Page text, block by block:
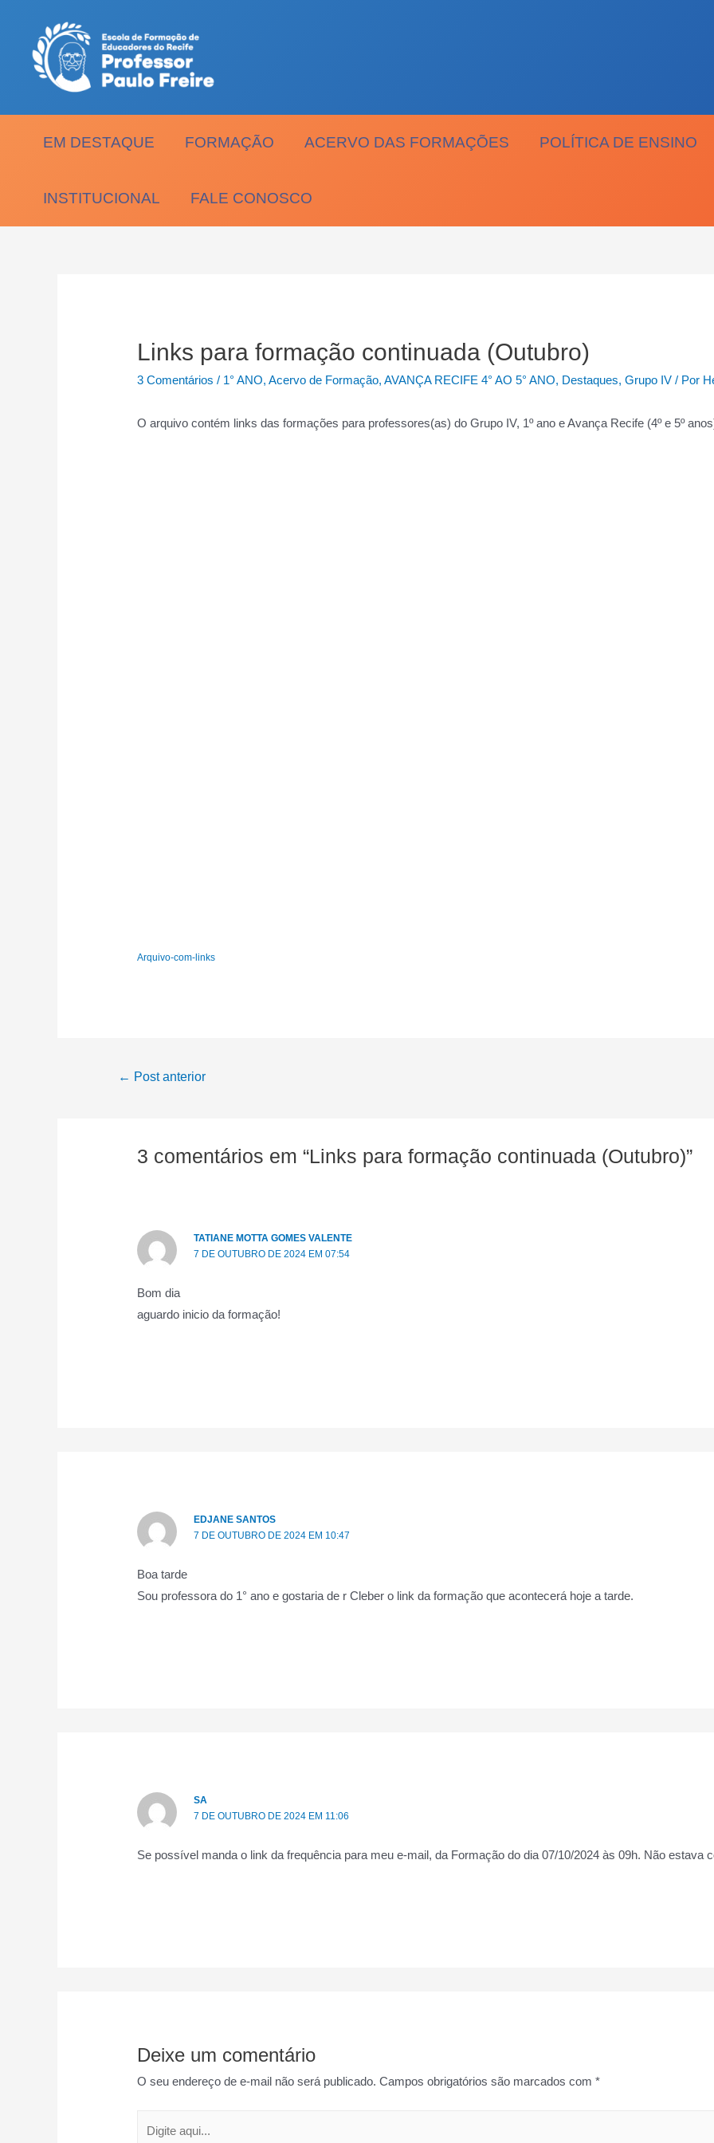
conteúdo
EM DESTAQUE FORMAÇÃO ACERVO DAS FORMAÇÕES POLÍTICA DE ENSINO
INSTITUCIONAL FALE CONOSCO
Links para formação continuada (Outubro)
3 Comentários / 1° ANO,Acervo de Formação,AVANÇA RECIFE 4° AO 5° ANO, Destaques,Grupo IV / Por
O arquivo contém links das formações para professores(as) do Grupo IV, 1º ano e Avança Recife (4º e 5º
Arquivo-com-links
Navegação
← Post anterior
3 comentários em “Links para formação continuada (Outubro)”
TATIANE MOTTA GOMES VALENTE
7 DE OUTUBRO DE 2024 EM 07:54
Bom dia
aguardo inicio da formação!
EDJANE SANTOS
7 DE OUTUBRO DE 2024 EM 10:47
Boa tarde
Sou professora do 1° ano e gostaria de r Cleber o link da formação que acontecerá hoje a tarde.
SA
7 DE OUTUBRO DE 2024 EM 11:06
Se possível manda o link da frequência para meu e-mail, da Formação do dia 07/10/2024 às 09h. Não estava
Deixe um comentário
O seu endereço de e-mail não será publicado. Campos obrigatórios são marcados com*